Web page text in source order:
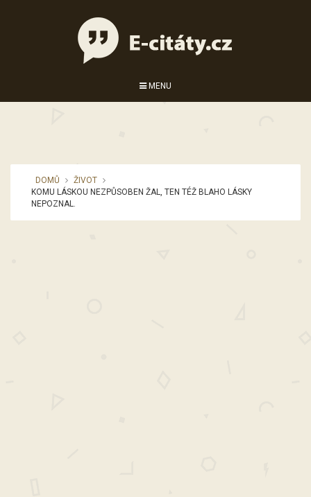
MENU
DOMŮ
ŽIVOT
KOMU LÁSKOU NEZPŮSOBEN ŽAL, TEN TÉŽ BLAHO LÁSKY
NEPOZNAL.